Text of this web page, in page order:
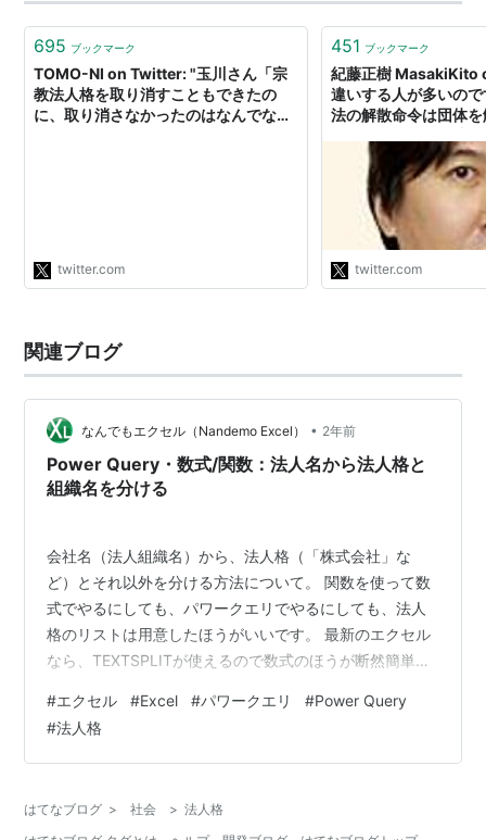
695 ブックマーク
TOMO-NI on Twitter: "玉川さん「宗
教法人格を取り消すこともできたの
に、取り消さなかったのはなんでなん
https://t.co/C1aSc1aLon"
twitter.com
451 ブックマーク
紀藤正樹 MasakiKito
違いする人が多いの
法の解散命令は団体
けの手続で団体は残
法の「解散命令」と
ることから来る誤解
般の用語と語感が異
です。南野先生の解
ださい"
twitter.com
関連ブログ
なんでもエクセル（Nandemo Excel） • 2年前
Power Query・数式/関数：法人名から法人格と
組織名を分ける
会社名（法人組織名）から、法人格（「株式会社」な
ど）とそれ以外を分ける方法について。 関数を使って数
式でやるにしても、パワークエリでやるにしても、法人
格のリストは用意したほうがいいです。 最新のエクセル
なら、TEXTSPLITが使えるので数式のほうが断然簡単で
て、 数式の場合（Microsoft365/Excel2024/Web版）：
B3：=SUBSTITUTE([@法人組織名],[@組織名],"",1) C3：
=CONCAT(TEXTSPLIT([@法人組織名],テーブル2[法人
式が少…
#エクセル #Excel #パワークエリ #Power Query
#法人格
はてなブログ > 社会 > 法人格